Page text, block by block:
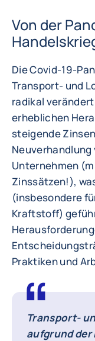
Von der
Die Covid-19-
Transport- und
radikal
erheblichen
steigende
Unternehmen
Zinssätzen!),
(insbesondere
Kraftstoff)
Praktiken und
Transport-
aufgrund der